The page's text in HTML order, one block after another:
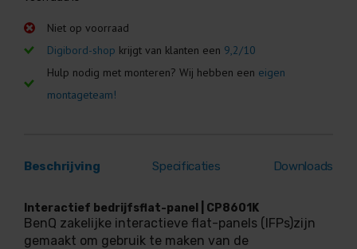
Niet op voorraad
Digibord-shop krijgt van klanten een 9,2/10
Hulp nodig met monteren? Wij hebben een eigen
montageteam!
Beschrijving Specificaties Downloads
Interactief bedrijfsflat-panel | CP8601K
BenQ zakelijke interactieve flat-panels (IFPs)zijn
gemaakt om gebruik te maken van de